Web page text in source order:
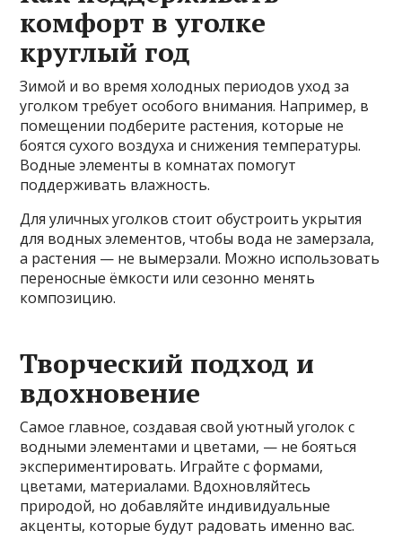
комфорт в уголке
круглый год
Зимой и во время холодных периодов уход за
уголком требует особого внимания. Например, в
помещении подберите растения, которые не
боятся сухого воздуха и снижения температуры.
Водные элементы в комнатах помогут
поддерживать влажность.
Для уличных уголков стоит обустроить укрытия
для водных элементов, чтобы вода не замерзала,
а растения — не вымерзали. Можно использовать
переносные ёмкости или сезонно менять
композицию.
Творческий подход и
вдохновение
Самое главное, создавая свой уютный уголок с
водными элементами и цветами, — не бояться
экспериментировать. Играйте с формами,
цветами, материалами. Вдохновляйтесь
природой, но добавляйте индивидуальные
акценты, которые будут радовать именно вас.